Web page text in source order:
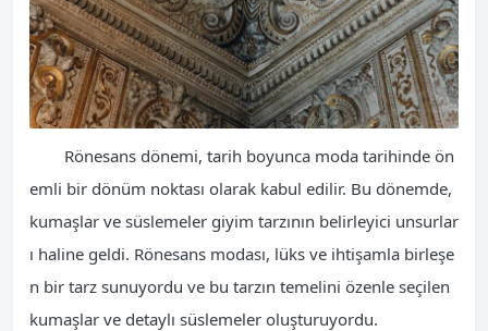
Rönesans dönemi, tarih boyunca moda tarihinde ön
emli bir dönüm noktası olarak kabul edilir. Bu dönemde,
kumaşlar ve süslemeler giyim tarzının belirleyici unsurlar
ı haline geldi. Rönesans modası, lüks ve ihtişamla birleşe
n bir tarz sunuyordu ve bu tarzın temelini özenle seçilen
kumaşlar ve detaylı süslemeler oluşturuyordu.